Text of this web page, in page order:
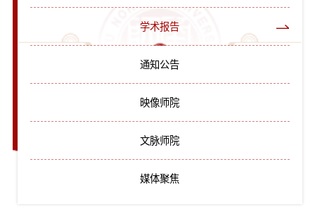
学术报告
通知公告
映像师院
文脉师院
媒体聚焦